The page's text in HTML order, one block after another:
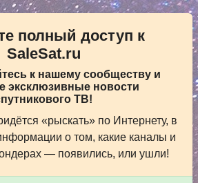
полный доступ к
SaleSat.ru
к нашему сообществу и
эксклюзивные новости
ТВ!
«рыскать» по Интернету, в
о том, какие каналы и
— появились, или ушли!